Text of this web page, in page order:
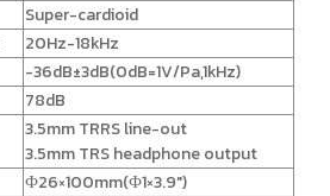
Super-cardioid
20Hz-18kHz
-36dB±3dB(0dB=1V/Pa,1kHz)
78dB
3.5mm TRRS line-out
3.5mm TRS headphone output
Ф26×100mm(Ф1×3.9")